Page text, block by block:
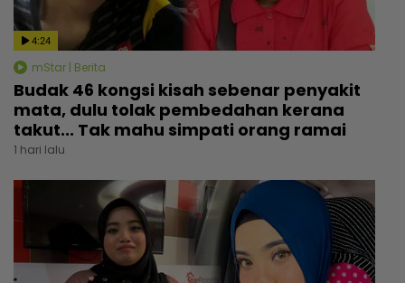
4:24
mStar | Berita
Budak 46 kongsi kisah sebenar penyakit
mata, dulu tolak pembedahan kerana
takut... Tak mahu simpati orang ramai
1 hari lalu